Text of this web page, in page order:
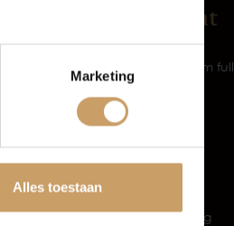
Marketing
Alles toestaan
Infotainment
Navigatiesysteem full
map
Audio installatie
voorbereiding
Spraakbediening